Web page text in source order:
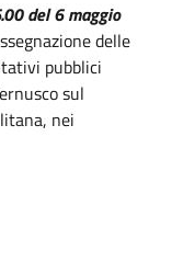
del 6 maggio
delle
pubblici
sul
nei